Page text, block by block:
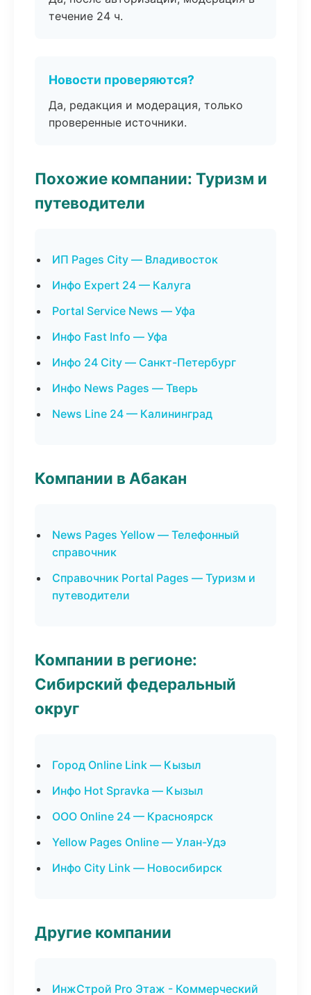
течение 24 ч.
Новости проверяются?
Да, редакция и модерация, только
проверенные источники.
Похожие компании: Туризм и
путеводители
ИП Pages City — Владивосток
Инфо Expert 24 — Калуга
Portal Service News — Уфа
Инфо Fast Info — Уфа
Инфо 24 City — Санкт-Петербург
Инфо News Pages — Тверь
News Line 24 — Калининград
Компании в Абакан
News Pages Yellow — Телефонный
справочник
Справочник Portal Pages — Туризм и
путеводители
Компании в регионе:
Сибирский федеральный
округ
Город Online Link — Кызыл
Инфо Hot Spravka — Кызыл
ООО Online 24 — Красноярск
Yellow Pages Online — Улан-Удэ
Инфо City Link — Новосибирск
Другие компании
ИнжСтрой Pro Этаж - Коммерческий